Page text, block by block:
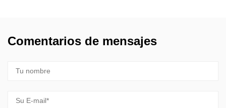
Comentarios de mensajes